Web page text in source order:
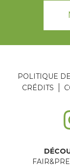
POLITIQUE
CRÉDITS